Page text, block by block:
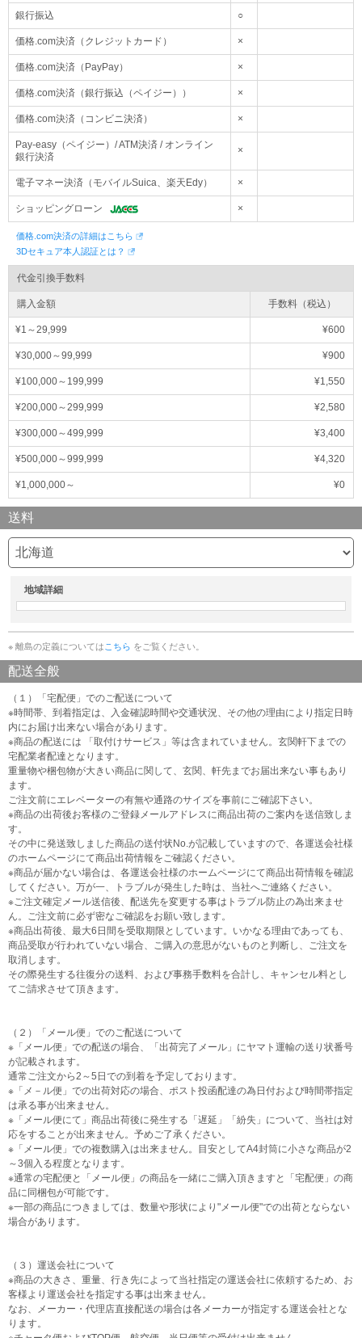
銀行振込 ○
価格.com決済（クレジットカード） ×
価格.com決済（PayPay） ×
価格.com決済（銀行振込（ペイジー）） ×
価格.com決済（コンビニ決済） ×
Pay-easy（ペイジー）/ ATM決済 / オンライン
銀行決済
×
電子マネー決済（モバイルSuica、楽天Edy） ×
ショッピングローン ×
価格.com決済の詳細はこちら
3Dセキュア本人認証とは？
代金引換手数料
購入金額 手数料（税込）
¥1～29,999 ¥600
¥30,000～99,999 ¥900
¥100,000～199,999 ¥1,550
¥200,000～299,999 ¥2,580
¥300,000～499,999 ¥3,400
¥500,000～999,999 ¥4,320
¥1,000,000～ ¥0
送料
地域詳細
※ 離島の定義については こちら をご覧ください。
配送全般
（１）「宅配便」でのご配送について
※時間帯、到着指定は、入金確認時間や交通状況、その他の理由により指定日時
内にお届け出来ない場合があります。
※商品の配送には 「取付けサービス」等は含まれていません。玄関軒下までの
宅配業者配達となります。
重量物や梱包物が大きい商品に関して、玄関、軒先までお届出来ない事もあり
ます。
ご注文前にエレベーターの有無や通路のサイズを事前にご確認下さい。
※商品の出荷後お客様のご登録メールアドレスに商品出荷のご案内を送信致しま
す。
その中に発送致しました商品の送付状No.が記載していますので、各運送会社様
のホームページにて商品出荷情報をご確認ください。
※商品が届かない場合は、各運送会社様のホームページにて商品出荷情報を確認
してください。万が一、トラブルが発生した時は、当社へご連絡ください。
※ご注文確定メール送信後、配送先を変更する事はトラブル防止の為出来ませ
ん。ご注文前に必ず密なご確認をお願い致します。
※商品出荷後、最大6日間を受取期限としています。いかなる理由であっても、
商品受取が行われていない場合、ご購入の意思がないものと判断し、ご注文を
取消します。
その際発生する往復分の送料、および事務手数料を合計し、キャンセル料とし
てご請求させて頂きます。
（２）「メール便」でのご配送について
※「メール便」での配送の場合、「出荷完了メール」にヤマト運輸の送り状番号
が記載されます。
通常ご注文から2～5日での到着を予定しております。
※「メ－ル便」での出荷対応の場合、ポスト投函配達の為日付および時間帯指定
は承る事が出来ません。
※「メール便にて」商品出荷後に発生する「遅延」「紛失」について、当社は対
応をすることが出来ません。予めご了承ください。
※「メール便」での複数購入は出来ません。目安としてA4封筒に小さな商品が2
～3個入る程度となります。
※通常の宅配便と「メール便」の商品を一緒にご購入頂きますと「宅配便」の商
品に同梱包が可能です。
※一部の商品につきましては、数量や形状により"メール便"での出荷とならない
場合があります。
（３）運送会社について
※商品の大きさ、重量、行き先によって当社指定の運送会社に依頼するため、お
客様より運送会社を指定する事は出来ません。
なお、メーカー・代理店直接配送の場合は各メーカーが指定する運送会社とな
ります。